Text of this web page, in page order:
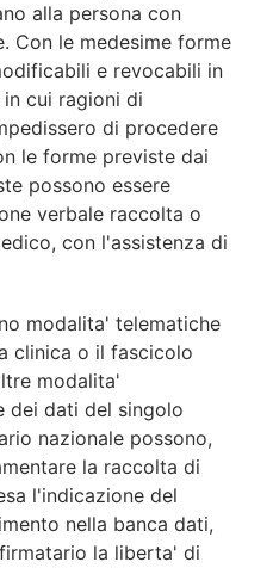
alla persona con
Con le medesime forme
e revocabili in
cui ragioni di
di procedere
le forme previste dai
possono essere
verbale raccolta o
con l'assistenza di
modalita' telematiche
clinica o il fascicolo
modalita'
dei dati del singolo
nazionale possono,
la raccolta di
l'indicazione del
nella banca dati,
la liberta' di